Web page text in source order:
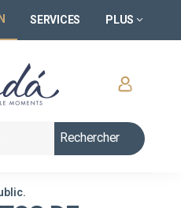
SERVICES PLUS
Rechercher